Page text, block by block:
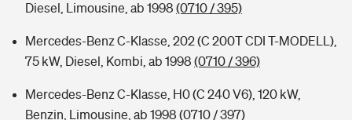
Diesel, Limousine, ab 1998 (0710 / 395)
Mercedes-Benz C-Klasse, 202 (C 200T CDI T-MODELL),
75 kW, Diesel, Kombi, ab 1998 (0710 / 396)
Mercedes-Benz C-Klasse, H0 (C 240 V6), 120 kW,
Benzin, Limousine, ab 1998 (0710 / 397)